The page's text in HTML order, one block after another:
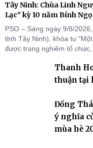
Tây Ninh: Chùa Linh
Lạc" kỳ 10 năm Bính Ngọ
PSO – Sáng ngày 9/8/
tỉnh Tây Ninh), khóa tu
được trang nghiêm tổ
Thanh
thuận tại
Đồng
ý nghĩa
mùa hè